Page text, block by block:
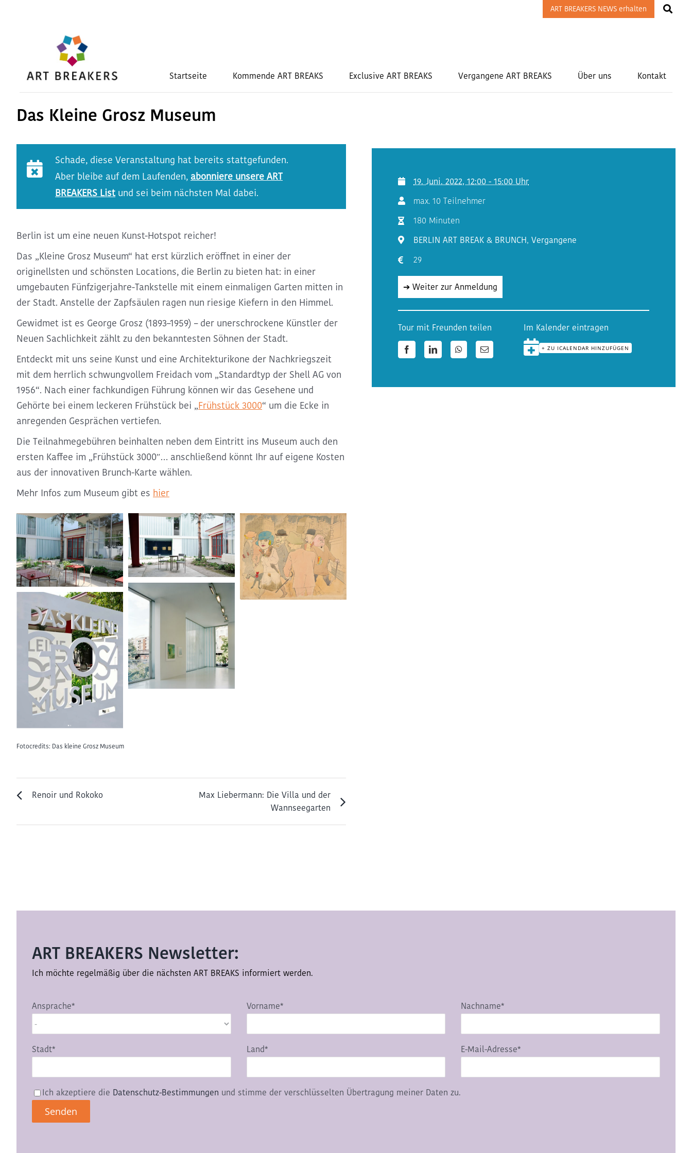
ART BREAKERS NEWS erhalten
Startseite Kommende ART BREAKS Exclusive ART BREAKS Vergangene ART BREAKS Über uns Kontakt
Das Kleine Grosz Museum
Schade, diese Veranstaltung hat bereits stattgefunden.
Aber bleibe auf dem Laufenden, abonniere unsere ART
BREAKERS Listund sei beim nächsten Mal dabei.
Berlin ist um eine neuen Kunst-Hotspot reicher!
Das „Kleine Grosz Museum“ hat erst kürzlich eröffnet in einer der
originellsten und schönsten Locations, die Berlin zu bieten hat: in einer
umgebauten Fünfzigerjahre-Tankstelle mit einem einmaligen Garten mitten in
der Stadt. Anstelle der Zapfsäulen ragen nun riesige Kiefern in den Himmel.
Gewidmet ist es George Grosz (1893–1959) – der unerschrockene Künstler der
Neuen Sachlichkeit zählt zu den bekanntesten Söhnen der Stadt.
Entdeckt mit uns seine Kunst und eine Architekturikone der Nachkriegszeit
mit dem herrlich schwungvollem Freidach vom „Standardtyp der Shell AG von
1956“. Nach einer fachkundigen Führung können wir das Gesehene und
Gehörte bei einem leckeren Frühstück bei „Frühstück 3000“ um die Ecke in
anregenden Gesprächen vertiefen.
Die Teilnahmegebühren beinhalten neben dem Eintritt ins Museum auch den
ersten Kaffee im „Frühstück 3000″… anschließend könnt Ihr auf eigene Kosten
aus der innovativen Brunch-Karte wählen.
Mehr Infos zum Museum gibt es hier
Fotocredits: Das kleine Grosz Museum
Renoir und Rokoko
Max Liebermann: Die Villa und der
Wannseegarten
19. Juni. 2022, 12:00 - 15:00 Uhr
max. 10 Teilnehmer
180 Minuten
BERLIN ART BREAK & BRUNCH,Vergangene
29
➔ Weiter zur Anmeldung
Tour mit Freunden teilen
FacebookLinkedInWhatsApp
E-
Mail
Im Kalender eintragen
+ ZU ICALENDAR HINZUFÜGEN
ART BREAKERS Newsletter:
Ich möchte regelmäßig über die nächsten ART BREAKS informiert werden.
Ansprache* Vorname* Nachname*
Stadt* Land* E-Mail-Adresse*
Ich akzeptiere die Datenschutz-Bestimmungen und stimme der verschlüsselten Übertragung meiner Daten zu.